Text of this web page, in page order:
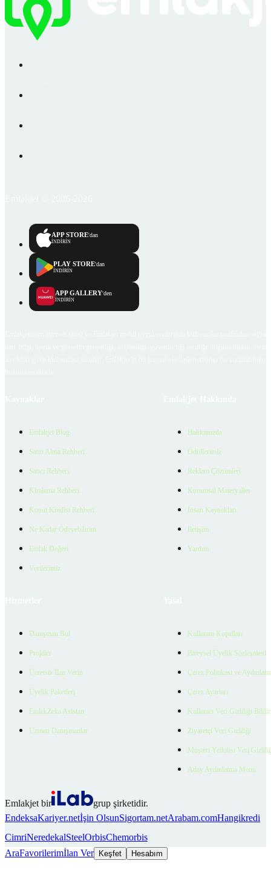
APP STORE'dan
İNDİRİN
PLAY STORE'dan
İNDİRİN
APP GALLERY'den
İNDİRİN
Emlakjet Blog
Satın Alma Rehberi
Satıcı Rehberi
Kiralama Rehberi
Konut Kredisi Rehberi
Ne Kadar Ödeyebilirim
Emlak Değeri
Verilerimiz
Hakkımızda
Ödüllerimiz
Reklam Çözümleri
Kurumsal Materyaller
İnsan Kaynakları
İletişim
Yardım
Danışman Bul
Projeler
Ücretsiz İlan Verin
Üyelik Paketleri
EmlakZeka Asistan
Uzman Danışmanlar
Kullanım Koşulları
Bireysel Üyelik Sözleşmesi
Çerez Politikası ve
Çerez Ayarları
Kullanıcı Veri Gizliliği
Ziyaretçi Veri Gizliliği
Müşteri Yetkilisi Veri
Aday Aydınlatma Metni
Emlakjet bir
grup şirketidir.
EndeksaKariyer.netİşin OlsunSigortam.netArabam.comHangikredi
CimriNeredekalSteelOrbisChemorbis
AraFavorilerimİlan Ver Keşfet Hesabım